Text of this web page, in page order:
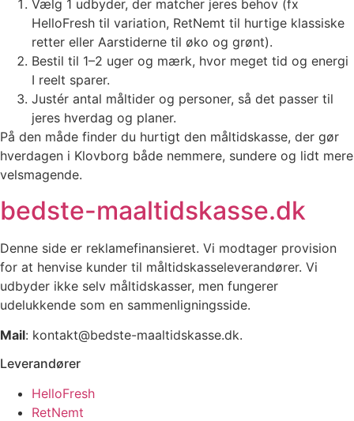
Vælg 1 udbyder, der matcher jeres behov (fx
HelloFresh til variation, RetNemt til hurtige klassiske
retter eller Aarstiderne til øko og grønt).
Bestil til 1–2 uger og mærk, hvor meget tid og energi
I reelt sparer.
Justér antal måltider og personer, så det passer til
jeres hverdag og planer.
På den måde finder du hurtigt den måltidskasse, der gør
hverdagen i Klovborg både nemmere, sundere og lidt mere
velsmagende.
bedste-maaltidskasse.dk
Denne side er reklamefinansieret. Vi modtager provision
for at henvise kunder til måltidskasseleverandører. Vi
udbyder ikke selv måltidskasser, men fungerer
udelukkende som en sammenligningsside.
Mail: kontakt@bedste-maaltidskasse.dk.
Leverandører
HelloFresh
RetNemt